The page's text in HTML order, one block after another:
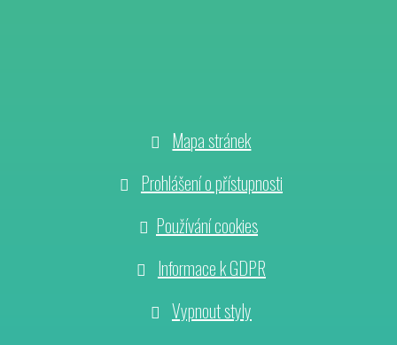
Mapa stránek
Prohlášení o přístupnosti
Používání cookies
Informace k GDPR
Vypnout styly